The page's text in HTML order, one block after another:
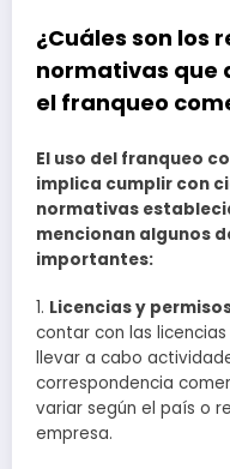
¿Cuáles son los
normativas que
el franqueo
El uso del franqueo
implica cumplir con
normativas
mencionan algunos
importantes:
1. Licencias y
contar con las
llevar a cabo
correspondencia
variar según el país o
empresa.